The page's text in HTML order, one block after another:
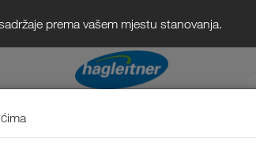
prema vašem mjestu stanovanja.